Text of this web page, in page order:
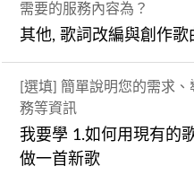
需要的服務內容為？
其他, 歌詞改編與創作歌
[選填] 簡單說明您的需求
務等資訊
我要學 1.如何用現有的
做一首新歌